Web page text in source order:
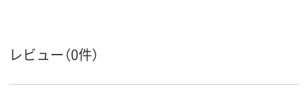
レビュー（0件）